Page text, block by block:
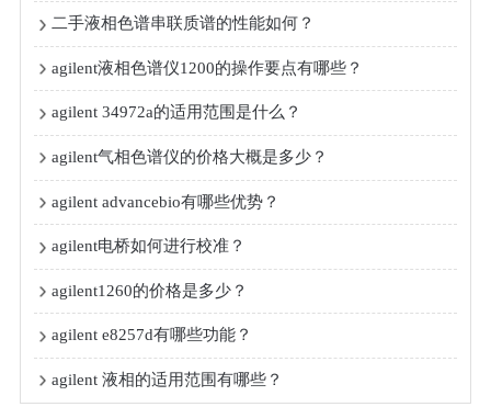
二手液相色谱串联质谱的性能如何？
agilent液相色谱仪1200的操作要点有哪些？
agilent 34972a的适用范围是什么？
agilent气相色谱仪的价格大概是多少？
agilent advancebio有哪些优势？
agilent电桥如何进行校准？
agilent1260的价格是多少？
agilent e8257d有哪些功能？
agilent 液相的适用范围有哪些？